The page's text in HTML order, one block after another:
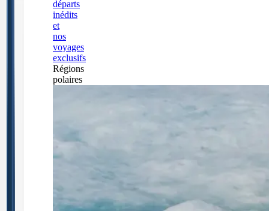
départs
inédits
et
nos
voyages
exclusifs
Régions
polaires